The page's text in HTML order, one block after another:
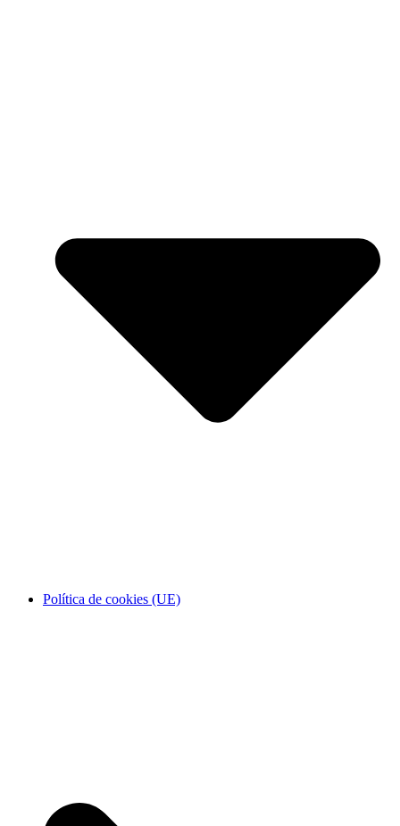
Política de cookies (UE)